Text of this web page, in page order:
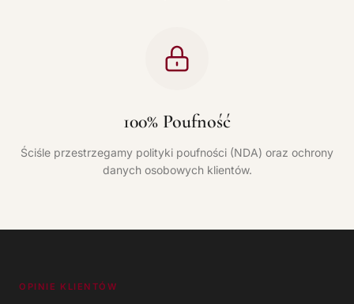
100% Poufność
Ściśle przestrzegamy polityki poufności (NDA) oraz ochrony
danych osobowych klientów.
OPINIE KLIENTÓW